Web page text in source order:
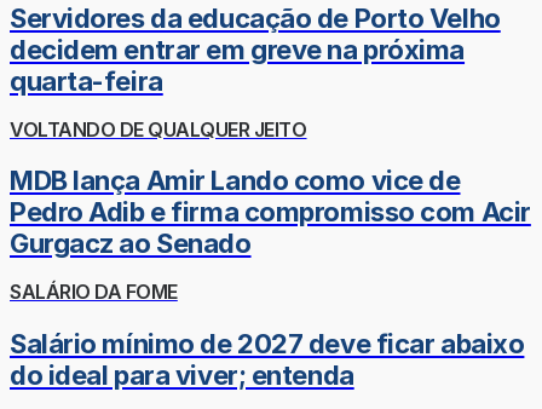
Servidores da educação de Porto Velho
decidem entrar em greve na próxima
quarta-feira
VOLTANDO DE QUALQUER JEITO
MDB lança Amir Lando como vice de
Pedro Adib e firma compromisso com Acir
Gurgacz ao Senado
SALÁRIO DA FOME
Salário mínimo de 2027 deve ficar abaixo
do ideal para viver; entenda